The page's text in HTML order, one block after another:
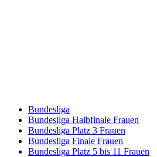
Bundesliga
Bundesliga Halbfinale Frauen
Bundesliga Platz 3 Frauen
Bundesliga Finale Frauen
Bundesliga Platz 5 bis 11 Frauen